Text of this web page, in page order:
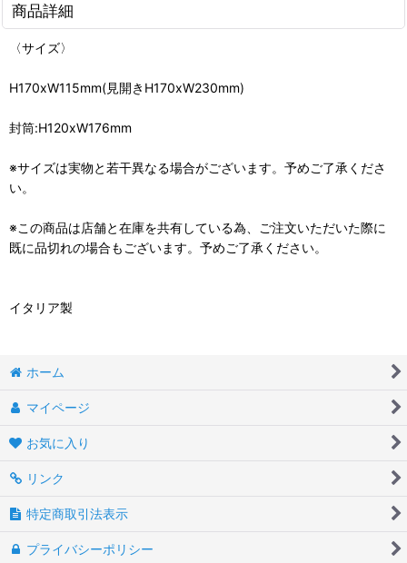
商品詳細
〈サイズ〉
H170xW115mm(見開きH170xW230mm)
封筒:H120xW176mm
※サイズは実物と若干異なる場合がございます。予めご了承くださ
い。
※この商品は店舗と在庫を共有している為、ご注文いただいた際に
既に品切れの場合もございます。予めご了承ください。
イタリア製
ホーム
マイページ
お気に入り
リンク
特定商取引法表示
プライバシーポリシー